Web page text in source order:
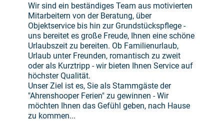
Wir sind ein beständiges Team aus motivierten
Mitarbeitern von der Beratung, über
Objektservice bis hin zur Grundstückspflege -
uns bereitet es große Freude, Ihnen eine schöne
Urlaubszeit zu bereiten. Ob Familienurlaub,
Urlaub unter Freunden, romantisch zu zweit
oder als Kurztripp - wir bieten Ihnen Service auf
höchster Qualität.
Unser Ziel ist es, Sie als Stammgäste der
"Ahrenshooper Ferien" zu gewinnen - Wir
möchten Ihnen das Gefühl geben, nach Hause
zu kommen...